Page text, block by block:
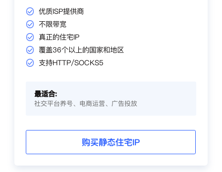
优质ISP提供商
不限带宽
真正的住宅IP
覆盖36个以上的国家和地区
支持HTTP/SOCKS5
最适合:
社交平台养号、电商运营、广告投放
购买静态住宅IP